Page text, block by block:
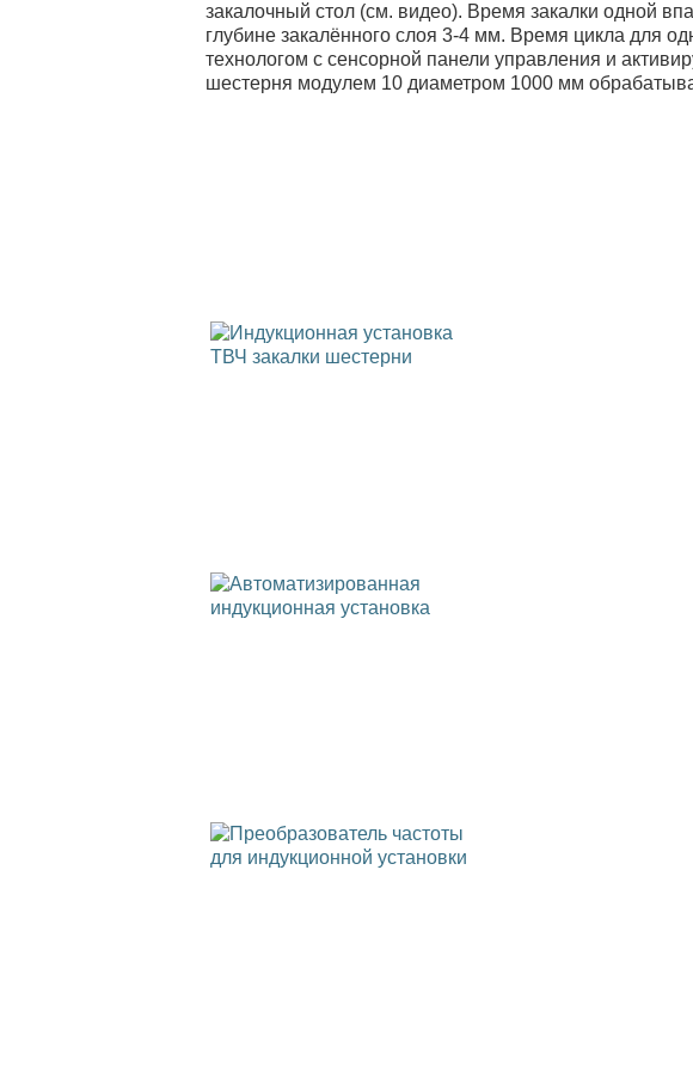
закалочный стол (см. видео). Время закалки одной
глубине закалённого слоя 3-4 мм. Время цикла для
технологом с сенсорной панели управления и
шестерня модулем 10 диаметром 1000 мм